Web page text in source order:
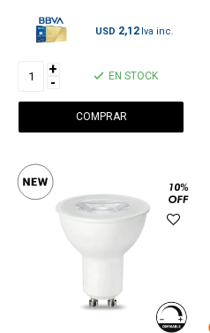
USD 2,12
+
- EN STOCK